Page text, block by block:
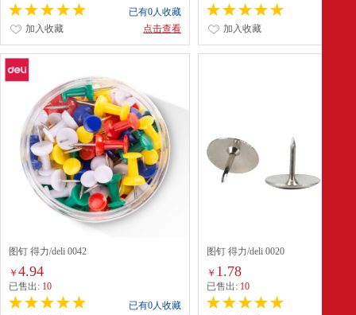
已有0人收藏
点击查看
加入收藏 加入收藏
图钉 得力/deli 0042
￥ 4.94
已售出: 10
已有0人收藏
图钉 得力/deli 0020
￥ 1.78
已售出: 10